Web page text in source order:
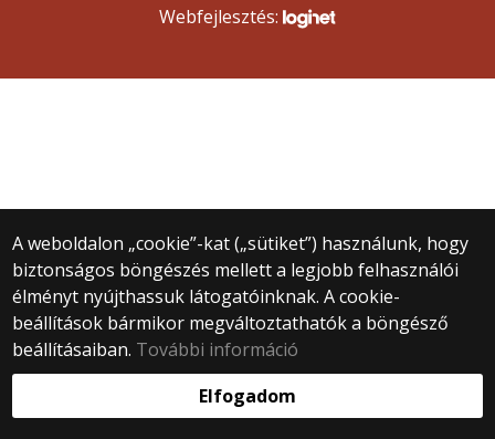
A weboldalon „cookie”-kat („sütiket”) használunk, hogy
biztonságos böngészés mellett a legjobb felhasználói
élményt nyújthassuk látogatóinknak. A cookie-
beállítások bármikor megváltoztathatók a böngésző
beállításaiban. További információ
Elfogadom
Webfejlesztés: